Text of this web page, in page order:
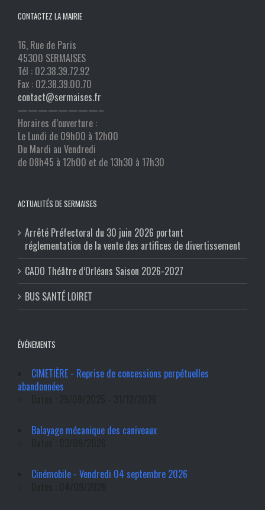
CONTACTEZ LA MAIRIE
16, Rue de Paris
45300 SERMAISES
Tél : 02.38.39.72.92
Fax : 02.38.39.00.70
contact@sermaises.fr
————————–
Horaires d’ouverture :
Le Lundi de 09h00 à 12h00
Du Mardi au Vendredi
de 08h45 à 12h00 et de 13h30 à 17h30
ACTUALITÉS DE SERMAISES
Arrêté Préfectoral du 30 juin 2026 portant
réglementation de la vente des artifices de divertissement
CADO Théâtre d’Orléans Saison 2026-2027
BUS SANTÉ LOIRET
ÉVÉNEMENTS
CIMETIÈRE - Reprise de concessions perpétuelles
abandonnées
Balayage mécanique des caniveaux
Cinémobile - Vendredi 04 septembre 2026